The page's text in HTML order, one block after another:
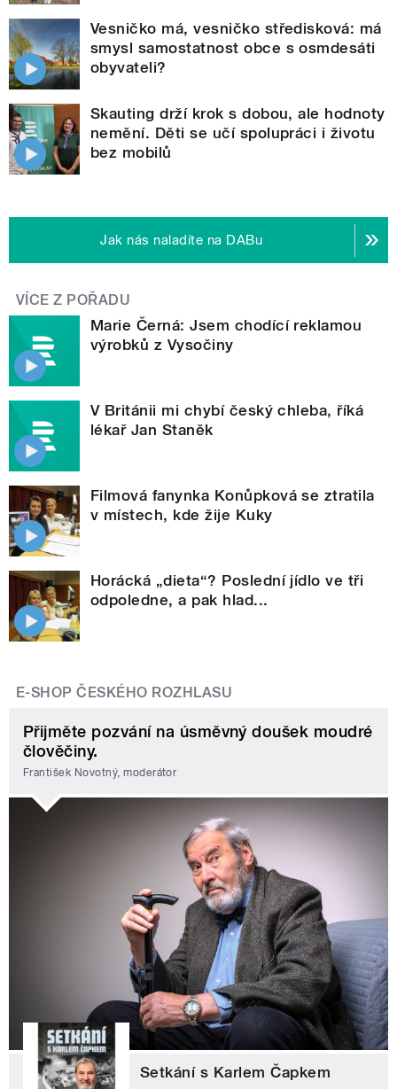
Vesničko má, vesničko středisková: má
smysl samostatnost obce s osmdesáti
obyvateli?
Skauting drží krok s dobou, ale hodnoty
nemění. Děti se učí spolupráci i životu
bez mobilů
Jak nás naladíte na DABu
VÍCE Z POŘADU
Marie Černá: Jsem chodící reklamou
výrobků z Vysočiny
V Británii mi chybí český chleba, říká
lékař Jan Staněk
Filmová fanynka Konůpková se ztratila
v místech, kde žije Kuky
Horácká „dieta“? Poslední jídlo ve tři
odpoledne, a pak hlad...
E-SHOP ČESKÉHO ROZHLASU
Přijměte pozvání na úsměvný doušek moudré
člověčiny.
František Novotný, moderátor
Setkání s Karlem Čapkem